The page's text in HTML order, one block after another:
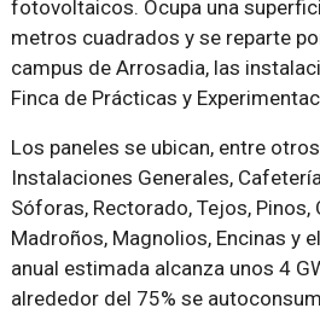
fotovoltaicos. Ocupa una
metros cuadrados y se reparte
campus de Arrosadia, las
Finca de Prácticas y
Los paneles se ubican, entre
Instalaciones Generales,
Sóforas, Rectorado, Tejos, Pinos,
Madroños, Magnolios, Encinas y
anual estimada alcanza unos 4
alrededor del 75% se